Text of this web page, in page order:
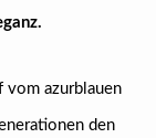
vom azurblauen
den